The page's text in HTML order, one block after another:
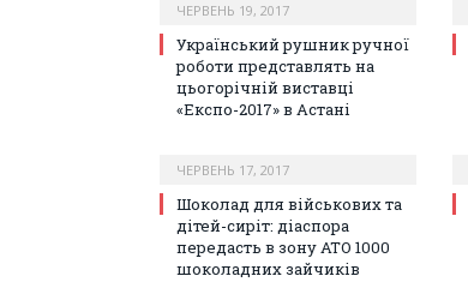
ЧЕРВЕНЬ 19, 2017
Український рушник ручної
роботи представлять на
цьогорічній виставці
«Експо-2017» в Астані
ЧЕРВЕНЬ 17, 2017
Шоколад для військових та
дітей-сиріт: діаспора
передасть в зону АТО 1000
шоколадних зайчиків